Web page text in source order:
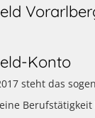
Konto
steht das